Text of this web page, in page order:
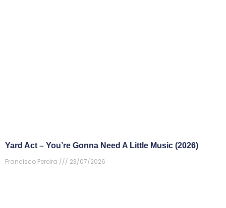
Yard Act – You’re Gonna Need A Little Music (2026)
Francisco Pereira
23/07/2026